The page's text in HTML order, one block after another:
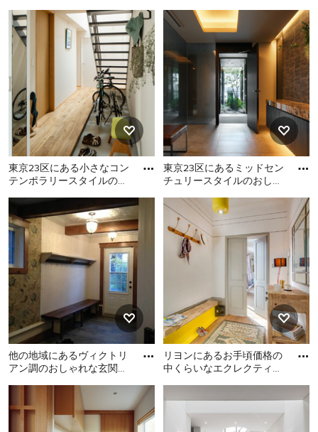
淡色無垢フローリング) の
リールにあるミッドセンチ
ュリースタイルのおしゃれ
なマッドルーム (緑の壁、淡
色無垢フローリング) の写真
マルチカラーの床) の写
ローマにある地中海スタイ
ルのおしゃれな玄関ロビー
(ベージュの壁、黒いドア、
マルチカラーの床) の写真
東京23区にある小さなコン
テンポラリースタイルのお
い壁、コンクリートの床)
東京23区にある小さなコン
テンポラリースタイルのお
しゃれな玄関ラウンジ (白い
壁、コンクリートの床) の写
真
東京23区にあるミッドセン
チュリースタイルのおしゃ
色木目調のドア、ベージュ
東京23区にあるミッドセン
チュリースタイルのおしゃ
れな玄関 (グレーの壁、濃色
木目調のドア、ベージュの
床) の写真
他の地域にあるヴィクトリ
アン調のおしゃれな玄関
他の地域にあるヴィクトリ
アン調のおしゃれな玄関 (白
い壁、スレートの床) の写真
リヨンにあるお手頃価格の
中くらいなエクレクティッ
リヨンにあるお手頃価格の
中くらいなエクレクティッ
クスタイルのおしゃれなマ